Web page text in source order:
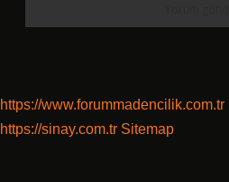
https://www.forummadencilik.com.tr
https://sinay.com.tr Sitemap